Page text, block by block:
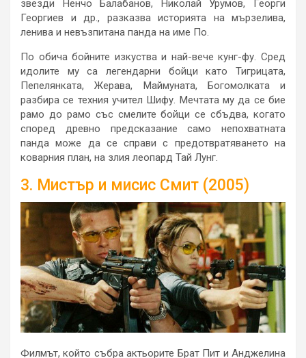
звезди Ненчо Балабанов, Николай Урумов, Георги
Георгиев и др., разказва историята на мързелива,
ленива и невъзпитана панда на име По.
По обича бойните изкуства и най-вече кунг-фу. Сред
идолите му са легендарни бойци като Тигрицата,
Пепелянката, Жерава, Маймуната, Богомолката и
разбира се техния учител Шифу. Мечтата му да се бие
рамо до рамо със смелите бойци се сбъдва, когато
според древно предсказание само непохватната
панда може да се справи с предотвратяването на
коварния план, на злия леопард Тай Лунг.
3. Мистър и мисис Смит (2005)
Филмът, който събра актьорите Брат Пит и Анджелина